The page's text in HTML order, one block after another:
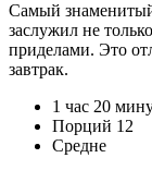
Самый
заслужил не
приделами. Это
завтрак.
1 час 20
Порций 12
Средне